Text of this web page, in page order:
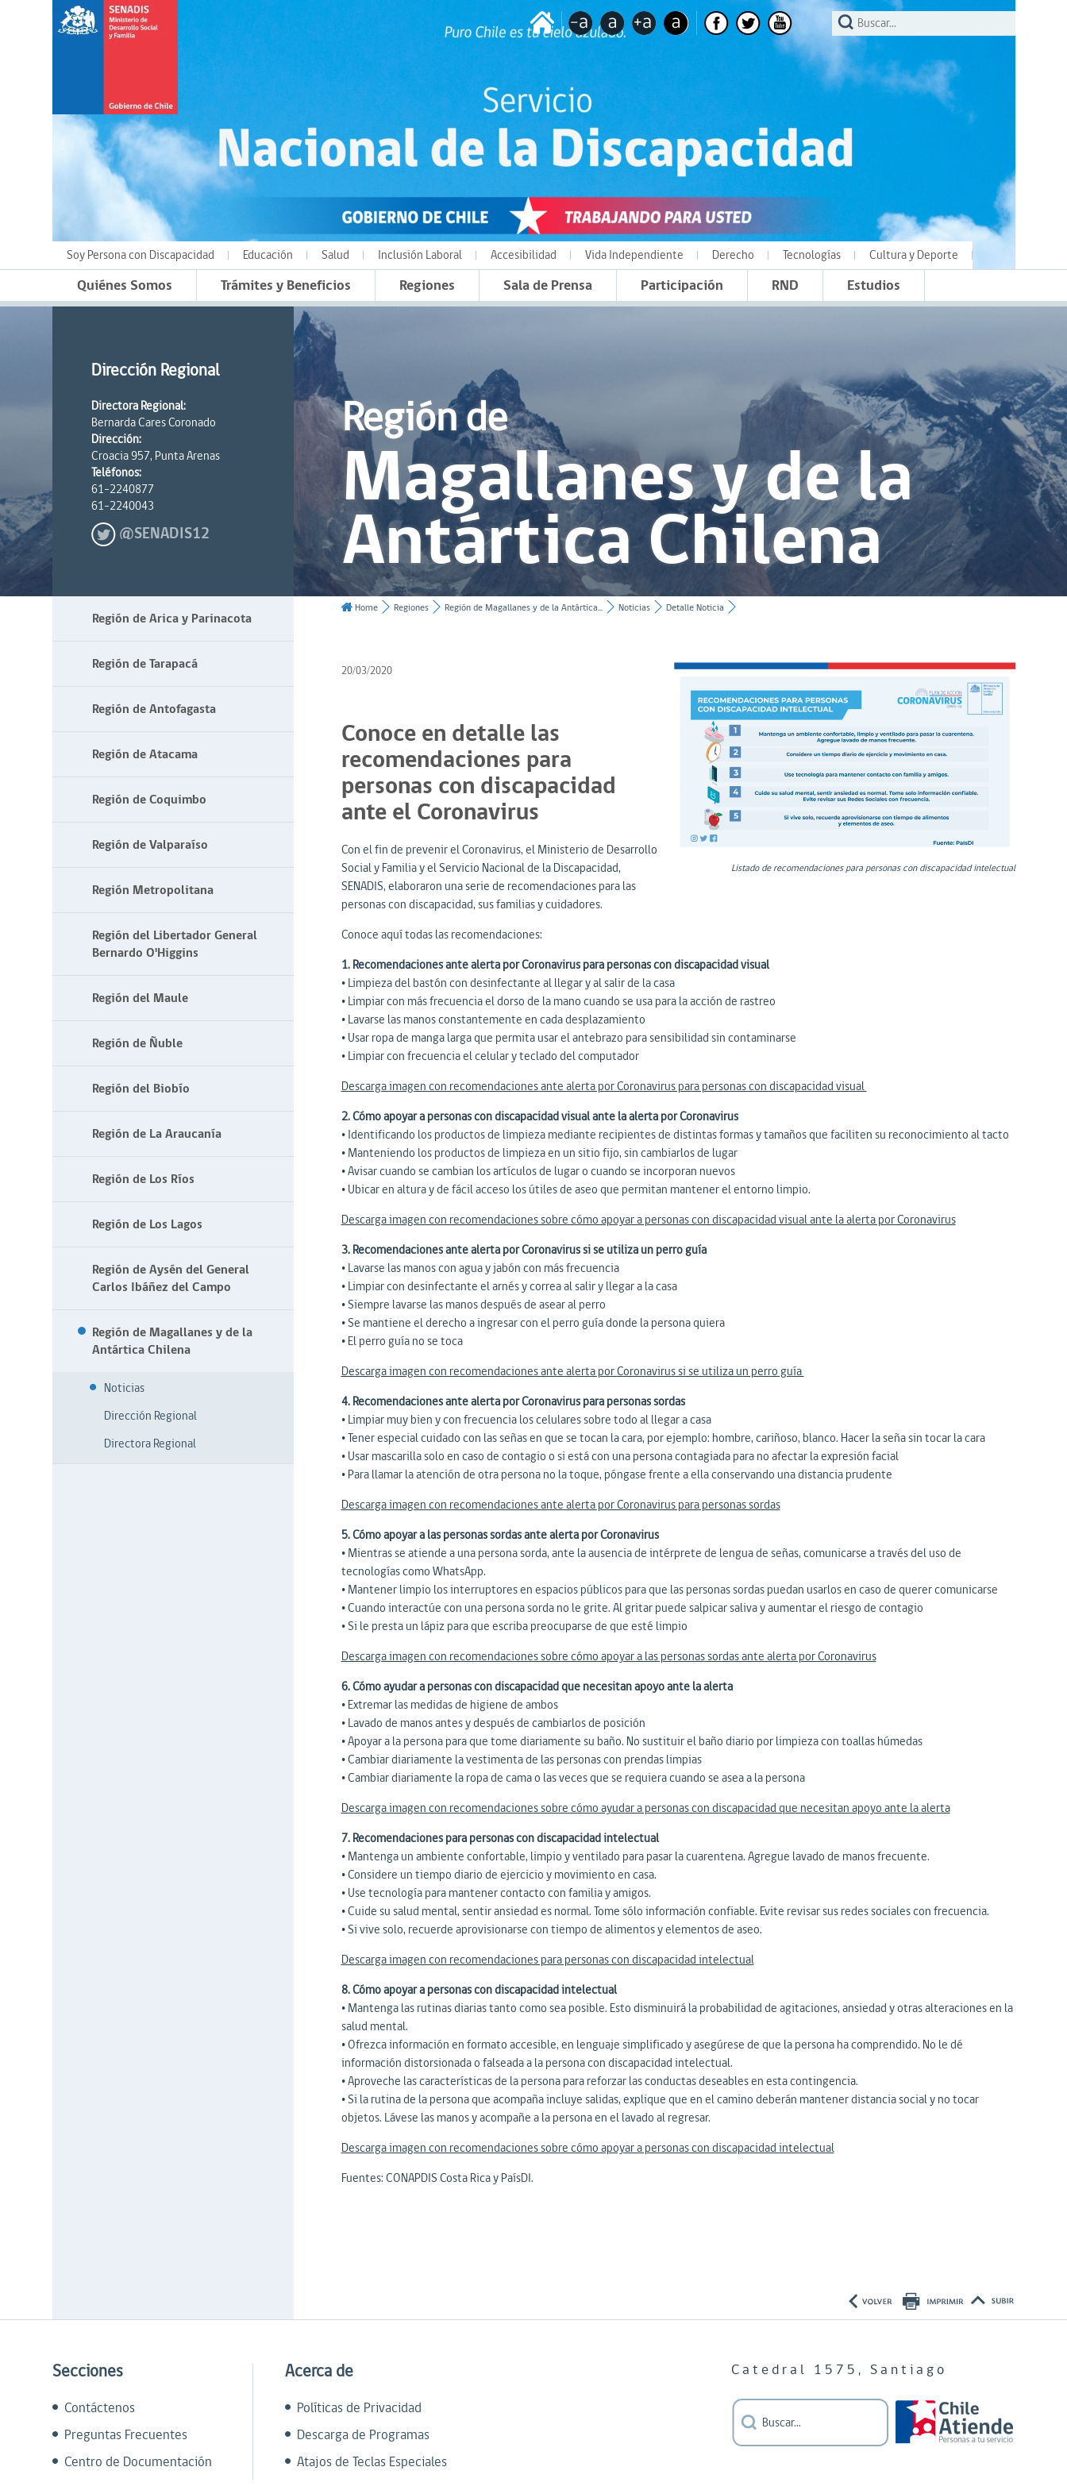
Soy Persona con Discapacidad Educación Salud Inclusión Laboral Accesibilidad Vida Independiente Derecho Tecnologías Cultura y Deporte
Quiénes Somos Trámites y Beneficios Regiones Sala de Prensa Participación RND Estudios
Dirección Regional
Directora Regional:
Bernarda Cares Coronado
Dirección:
Croacia 957, Punta Arenas
Teléfonos:
61-2240877
61-2240043
@SENADIS12
Región de
Magallanes y de la
Antártica Chilena
Región de Arica y Parinacota
Región de Tarapacá
Región de Antofagasta
Región de Atacama
Región de Coquimbo
Región de Valparaíso
Región Metropolitana
Región del Libertador General
Bernardo O'Higgins
Región del Maule
Región de Ñuble
Región del Biobío
Región de La Araucanía
Región de Los Ríos
Región de Los Lagos
Región de Aysén del General
Carlos Ibáñez del Campo
Región de Magallanes y de la
Antártica Chilena
Noticias
Dirección Regional
Directora Regional
Home Regiones Región de Magallanes y de la Antártica... Noticias Detalle Noticia
Listado de recomendaciones para personas con discapacidad intelectual
20/03/2020
Conoce en detalle las
recomendaciones para
personas con discapacidad
ante el Coronavirus
Con el fin de prevenir el Coronavirus, el Ministerio de Desarrollo
Social y Familia y el Servicio Nacional de la Discapacidad,
SENADIS, elaboraron una serie de recomendaciones para las
personas con discapacidad, sus familias y cuidadores.
Conoce aquí todas las recomendaciones:
1. Recomendaciones ante alerta por Coronavirus para personas con discapacidad visual
• Limpieza del bastón con desinfectante al llegar y al salir de la casa
• Limpiar con más frecuencia el dorso de la mano cuando se usa para la acción de rastreo
• Lavarse las manos constantemente en cada desplazamiento
• Usar ropa de manga larga que permita usar el antebrazo para sensibilidad sin contaminarse
• Limpiar con frecuencia el celular y teclado del computador
Descarga imagen con recomendaciones ante alerta por Coronavirus para personas con discapacidad visual
2. Cómo apoyar a personas con discapacidad visual ante la alerta por Coronavirus
• Identificando los productos de limpieza mediante recipientes de distintas formas y tamaños que faciliten su reconocimiento al tacto
• Manteniendo los productos de limpieza en un sitio fijo, sin cambiarlos de lugar
• Avisar cuando se cambian los artículos de lugar o cuando se incorporan nuevos
• Ubicar en altura y de fácil acceso los útiles de aseo que permitan mantener el entorno limpio.
Descarga imagen con recomendaciones sobre cómo apoyar a personas con discapacidad visual ante la alerta por Coronavirus
3. Recomendaciones ante alerta por Coronavirus si se utiliza un perro guía
• Lavarse las manos con agua y jabón con más frecuencia
• Limpiar con desinfectante el arnés y correa al salir y llegar a la casa
• Siempre lavarse las manos después de asear al perro
• Se mantiene el derecho a ingresar con el perro guía donde la persona quiera
• El perro guía no se toca
Descarga imagen con recomendaciones ante alerta por Coronavirus si se utiliza un perro guía
4. Recomendaciones ante alerta por Coronavirus para personas sordas
• Limpiar muy bien y con frecuencia los celulares sobre todo al llegar a casa
• Tener especial cuidado con las señas en que se tocan la cara, por ejemplo: hombre, cariñoso, blanco. Hacer la seña sin tocar la cara
• Usar mascarilla solo en caso de contagio o si está con una persona contagiada para no afectar la expresión facial
• Para llamar la atención de otra persona no la toque, póngase frente a ella conservando una distancia prudente
Descarga imagen con recomendaciones ante alerta por Coronavirus para personas sordas
5. Cómo apoyar a las personas sordas ante alerta por Coronavirus
• Mientras se atiende a una persona sorda, ante la ausencia de intérprete de lengua de señas, comunicarse a través del uso de
tecnologías como WhatsApp.
• Mantener limpio los interruptores en espacios públicos para que las personas sordas puedan usarlos en caso de querer comunicarse
• Cuando interactúe con una persona sorda no le grite. Al gritar puede salpicar saliva y aumentar el riesgo de contagio
• Si le presta un lápiz para que escriba preocuparse de que esté limpio
Descarga imagen con recomendaciones sobre cómo apoyar a las personas sordas ante alerta por Coronavirus
6. Cómo ayudar a personas con discapacidad que necesitan apoyo ante la alerta
• Extremar las medidas de higiene de ambos
• Lavado de manos antes y después de cambiarlos de posición
• Apoyar a la persona para que tome diariamente su baño. No sustituir el baño diario por limpieza con toallas húmedas
• Cambiar diariamente la vestimenta de las personas con prendas limpias
• Cambiar diariamente la ropa de cama o las veces que se requiera cuando se asea a la persona
Descarga imagen con recomendaciones sobre cómo ayudar a personas con discapacidad que necesitan apoyo ante la alerta
7. Recomendaciones para personas con discapacidad intelectual
• Mantenga un ambiente confortable, limpio y ventilado para pasar la cuarentena. Agregue lavado de manos frecuente.
• Considere un tiempo diario de ejercicio y movimiento en casa.
• Use tecnología para mantener contacto con familia y amigos.
• Cuide su salud mental, sentir ansiedad es normal. Tome sólo información confiable. Evite revisar sus redes sociales con frecuencia.
• Si vive solo, recuerde aprovisionarse con tiempo de alimentos y elementos de aseo.
Descarga imagen con recomendaciones para personas con discapacidad intelectual
8. Cómo apoyar a personas con discapacidad intelectual
• Mantenga las rutinas diarias tanto como sea posible. Esto disminuirá la probabilidad de agitaciones, ansiedad y otras alteraciones en la
salud mental.
• Ofrezca información en formato accesible, en lenguaje simplificado y asegúrese de que la persona ha comprendido. No le dé
información distorsionada o falseada a la persona con discapacidad intelectual.
• Aproveche las características de la persona para reforzar las conductas deseables en esta contingencia.
• Si la rutina de la persona que acompaña incluye salidas, explique que en el camino deberán mantener distancia social y no tocar
objetos. Lávese las manos y acompañe a la persona en el lavado al regresar.
Descarga imagen con recomendaciones sobre cómo apoyar a personas con discapacidad intelectual
Fuentes: CONAPDIS Costa Rica y PaísDI.
Secciones
Contáctenos
Preguntas Frecuentes
Centro de Documentación
Acerca de
Políticas de Privacidad
Descarga de Programas
Atajos de Teclas Especiales
Catedral 1575, Santiago